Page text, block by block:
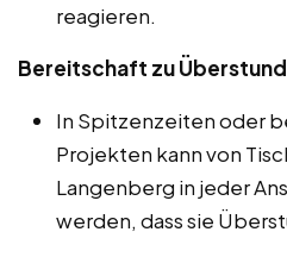
reagieren.
Bereitschaft zu
In Spitzenzeiten oder
Projekten kann von
Langenberg in jeder
werden, dass sie